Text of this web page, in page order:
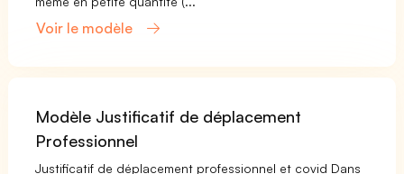
Voir le modèle
Modèle Justificatif de déplacement
Professionnel
Justificatif de déplacement professionnel et covid Dans